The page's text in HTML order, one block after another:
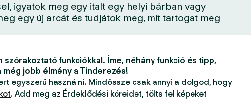
igyatok meg egy italt egy helyi bárban vagy
egy új arcát és tudjátok meg, mit tartogat még
szórakoztató funkciókkal. Íme, néhány funkció és tipp,
még jobb élmény a Tinderezés!
egyszerű használni. Mindössze csak annyi a dolgod, hogy
. Add meg az Érdeklődési köreidet, tölts fel képeket